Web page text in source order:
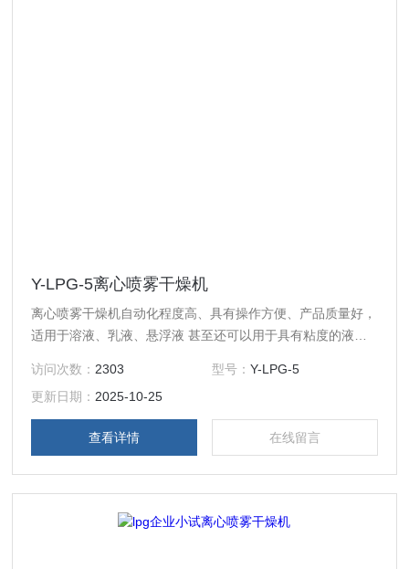
Y-LPG-5离心喷雾干燥机
离心喷雾干燥机自动化程度高、具有操作方便、产品质量好，
适用于溶液、乳液、悬浮液 甚至还可以用于具有粘度的液
访问次数： 2303 型号： Y-LPG-5
更新日期： 2025-10-25
查看详情 在线留言